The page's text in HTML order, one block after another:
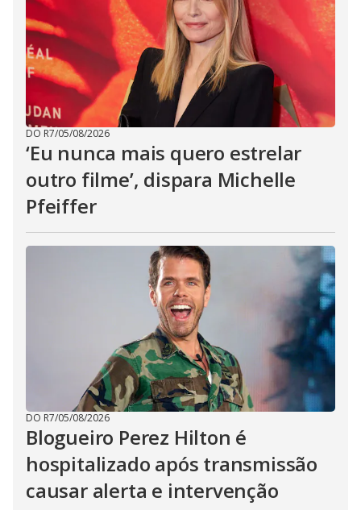
DO R7/05/08/2026
‘Eu nunca mais quero estrelar
outro filme’, dispara Michelle
Pfeiffer
DO R7/05/08/2026
Blogueiro Perez Hilton é
hospitalizado após transmissão
causar alerta e intervenção